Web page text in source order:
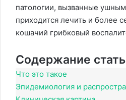
патологии, вызванные
приходится лечить и более
кошачий грибковый
Содержание
Что это такое
Эпидемиология и